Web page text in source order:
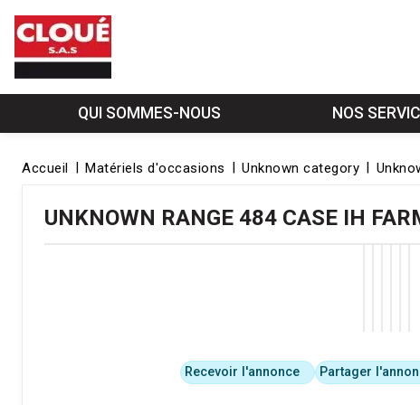
QUI SOMMES-NOUS NOS
Accueil Matériels d'occasions Unknown category
UNKNOWN RANGE 484 CASE IH
Partager
Recevoir l'annonce